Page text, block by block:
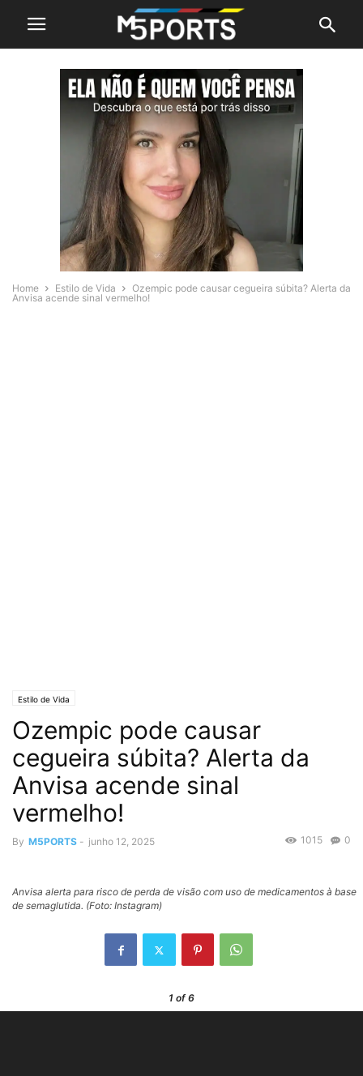
Home Estilo de Vida
Ozempic pode causar cegueira súbita? Alerta da
Anvisa acende sinal vermelho!
Estilo de Vida
Ozempic pode causar
cegueira súbita? Alerta da
Anvisa acende sinal
vermelho!
By M5PORTS - junho 12, 2025 0
1015
Anvisa alerta para risco de perda de visão com uso de medicamentos à base
de semaglutida. (Foto: Instagram)
1 of 6